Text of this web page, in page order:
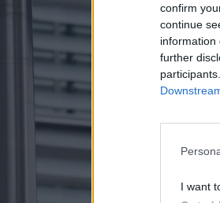
confirm
continue
information
further
I want